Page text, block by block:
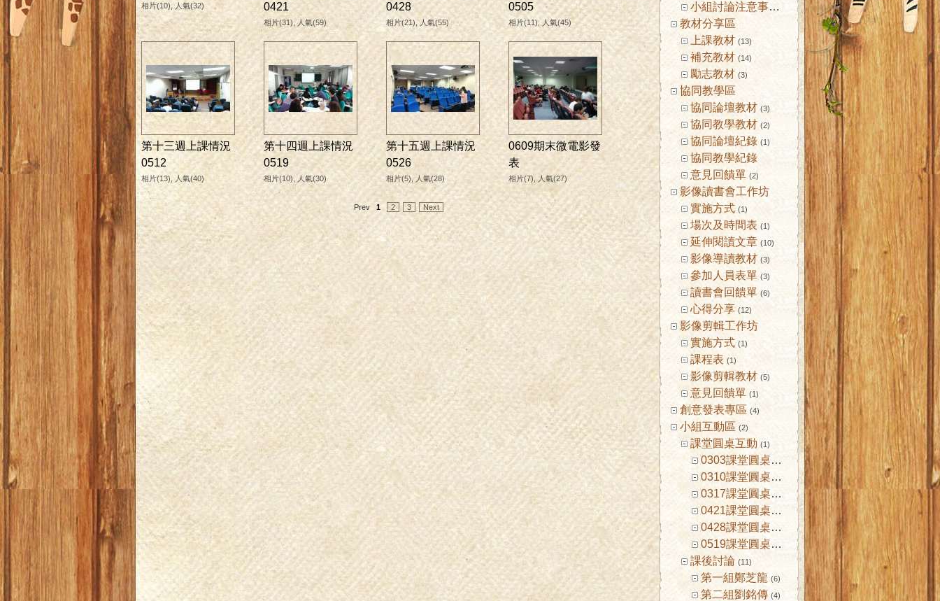
小組討論注意事項
教材分享區
上課教材 (13)
補充教材 (14)
勵志教材 (3)
協同教學區
協同論壇教材 (3)
協同教學教材 (2)
協同論壇紀錄 (1)
協同教學紀錄
意見回饋單 (2)
影像讀書會工作坊
實施方式 (1)
場次及時間表 (1)
延伸閱讀文章 (10)
影像導讀教材 (3)
參加人員表單 (3)
讀書會回饋單 (6)
心得分享 (12)
影像剪輯工作坊
實施方式 (1)
課程表 (1)
影像剪輯教材 (5)
意見回饋單 (1)
創意發表專區 (4)
小組互動區 (2)
課堂圓桌互動 (1)
0303課堂圓桌討論 (3)
0310課堂圓桌討論 (3)
0317課堂圓桌討論 (3)
0421課堂圓桌討論 (3)
0428課堂圓桌討論 (3)
0519課堂圓桌討論 (4)
課後討論 (11)
第一組鄭芝龍 (6)
第二組劉銘傳 (4)
相片(10), 人氣(32)
0421
相片(31), 人氣(59)
0428
相片(21), 人氣(55)
0505
相片(11), 人氣(45)
第十三週上課情況
0512
相片(13), 人氣(40)
第十四週上課情況
0519
相片(10), 人氣(30)
第十五週上課情況
0526
相片(5), 人氣(28)
0609期末微電影發
表
相片(7), 人氣(27)
Prev 1 2 3 Next